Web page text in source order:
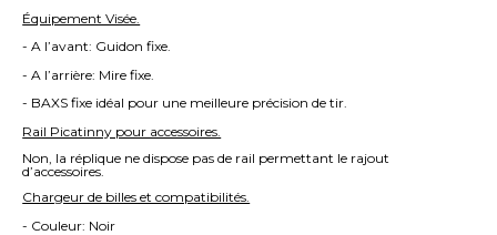
Équipement Visée.
- A l’avant: Guidon fixe.
- A l’arrière: Mire fixe.
- BAXS fixe idéal pour une meilleure précision de tir.
Rail Picatinny pour accessoires.
Non, la réplique ne dispose pas de rail permettant le rajout
d’accessoires.
Chargeur de billes et compatibilités.
- Couleur: Noir